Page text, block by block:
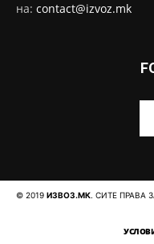
на: contact@izvoz.mk
© 2019 ИЗВОЗ.МК. СИТЕ ПРАВА